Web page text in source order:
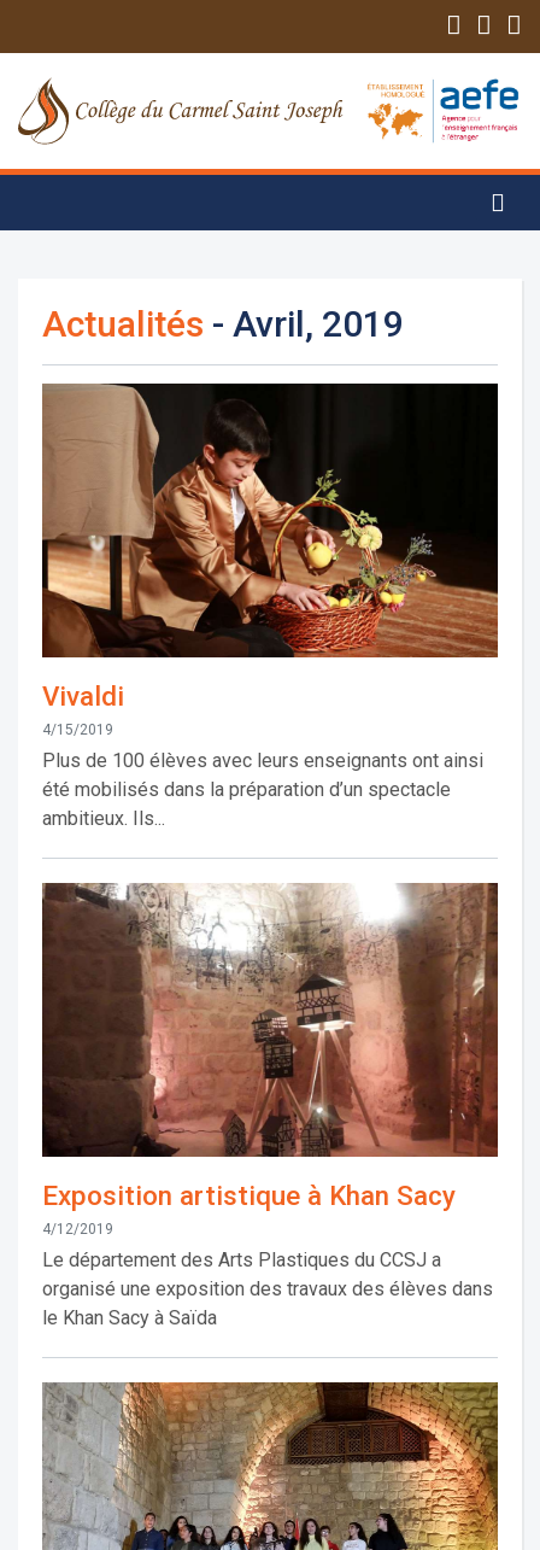
Actualités - Avril, 2019
Vivaldi
4/15/2019
Plus de 100 élèves avec leurs enseignants ont ainsi
été mobilisés dans la préparation d’un spectacle
ambitieux. Ils...
Exposition artistique à Khan Sacy
4/12/2019
Le département des Arts Plastiques du CCSJ a
organisé une exposition des travaux des élèves dans
le Khan Sacy à Saïda